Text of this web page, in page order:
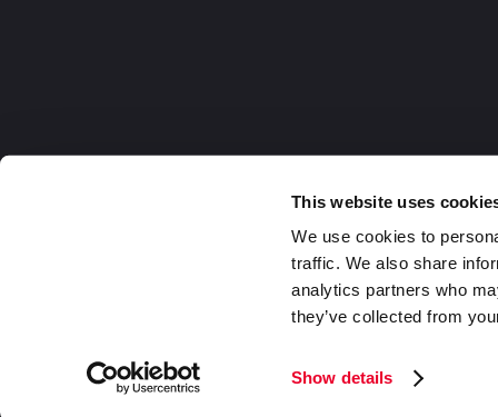
This website uses
We use cookies to
traffic. We also share
analytics partners who
they’ve collected from
Show details
2026 DaklaPack Group. Alle Rechte